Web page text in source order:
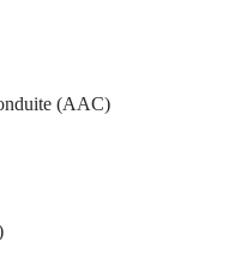
(AAC)